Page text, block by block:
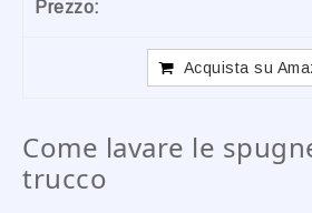
Acquista su
Come lavare le
trucco